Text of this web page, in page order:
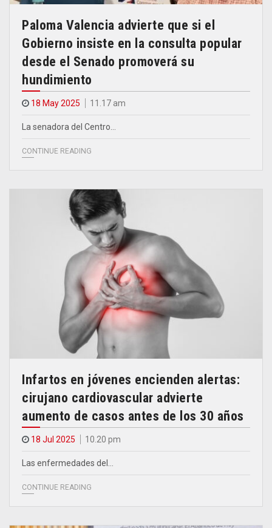
Paloma Valencia advierte que si el
Gobierno insiste en la consulta popular
desde el Senado promoverá su
hundimiento
18 May 2025 11.17 am
La senadora del Centro…
CONTINUE READING
Infartos en jóvenes encienden alertas:
cirujano cardiovascular advierte
aumento de casos antes de los 30 años
18 Jul 2025 10.20 pm
Las enfermedades del…
CONTINUE READING